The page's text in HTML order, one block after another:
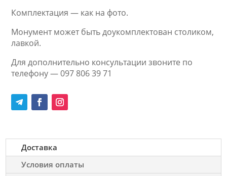
Комплектация — как на фото.
Монумент может быть доукомплектован столиком,
лавкой.
Для дополнительно консультации звоните по
телефону — 097 806 39 71
Доставка
Условия оплаты